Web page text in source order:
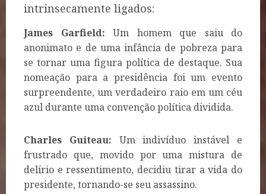
intrinsecamente ligados:
James Garfield: Um homem que saiu do
anonimato e de uma infância de pobreza para
se tornar uma figura política de destaque. Sua
nomeação para a presidência foi um evento
surpreendente, um verdadeiro raio em um céu
azul durante uma convenção política dividida.
Charles Guiteau: Um indivíduo instável e
frustrado que, movido por uma mistura de
delírio e ressentimento, decidiu tirar a vida do
presidente, tornando-se seu assassino.